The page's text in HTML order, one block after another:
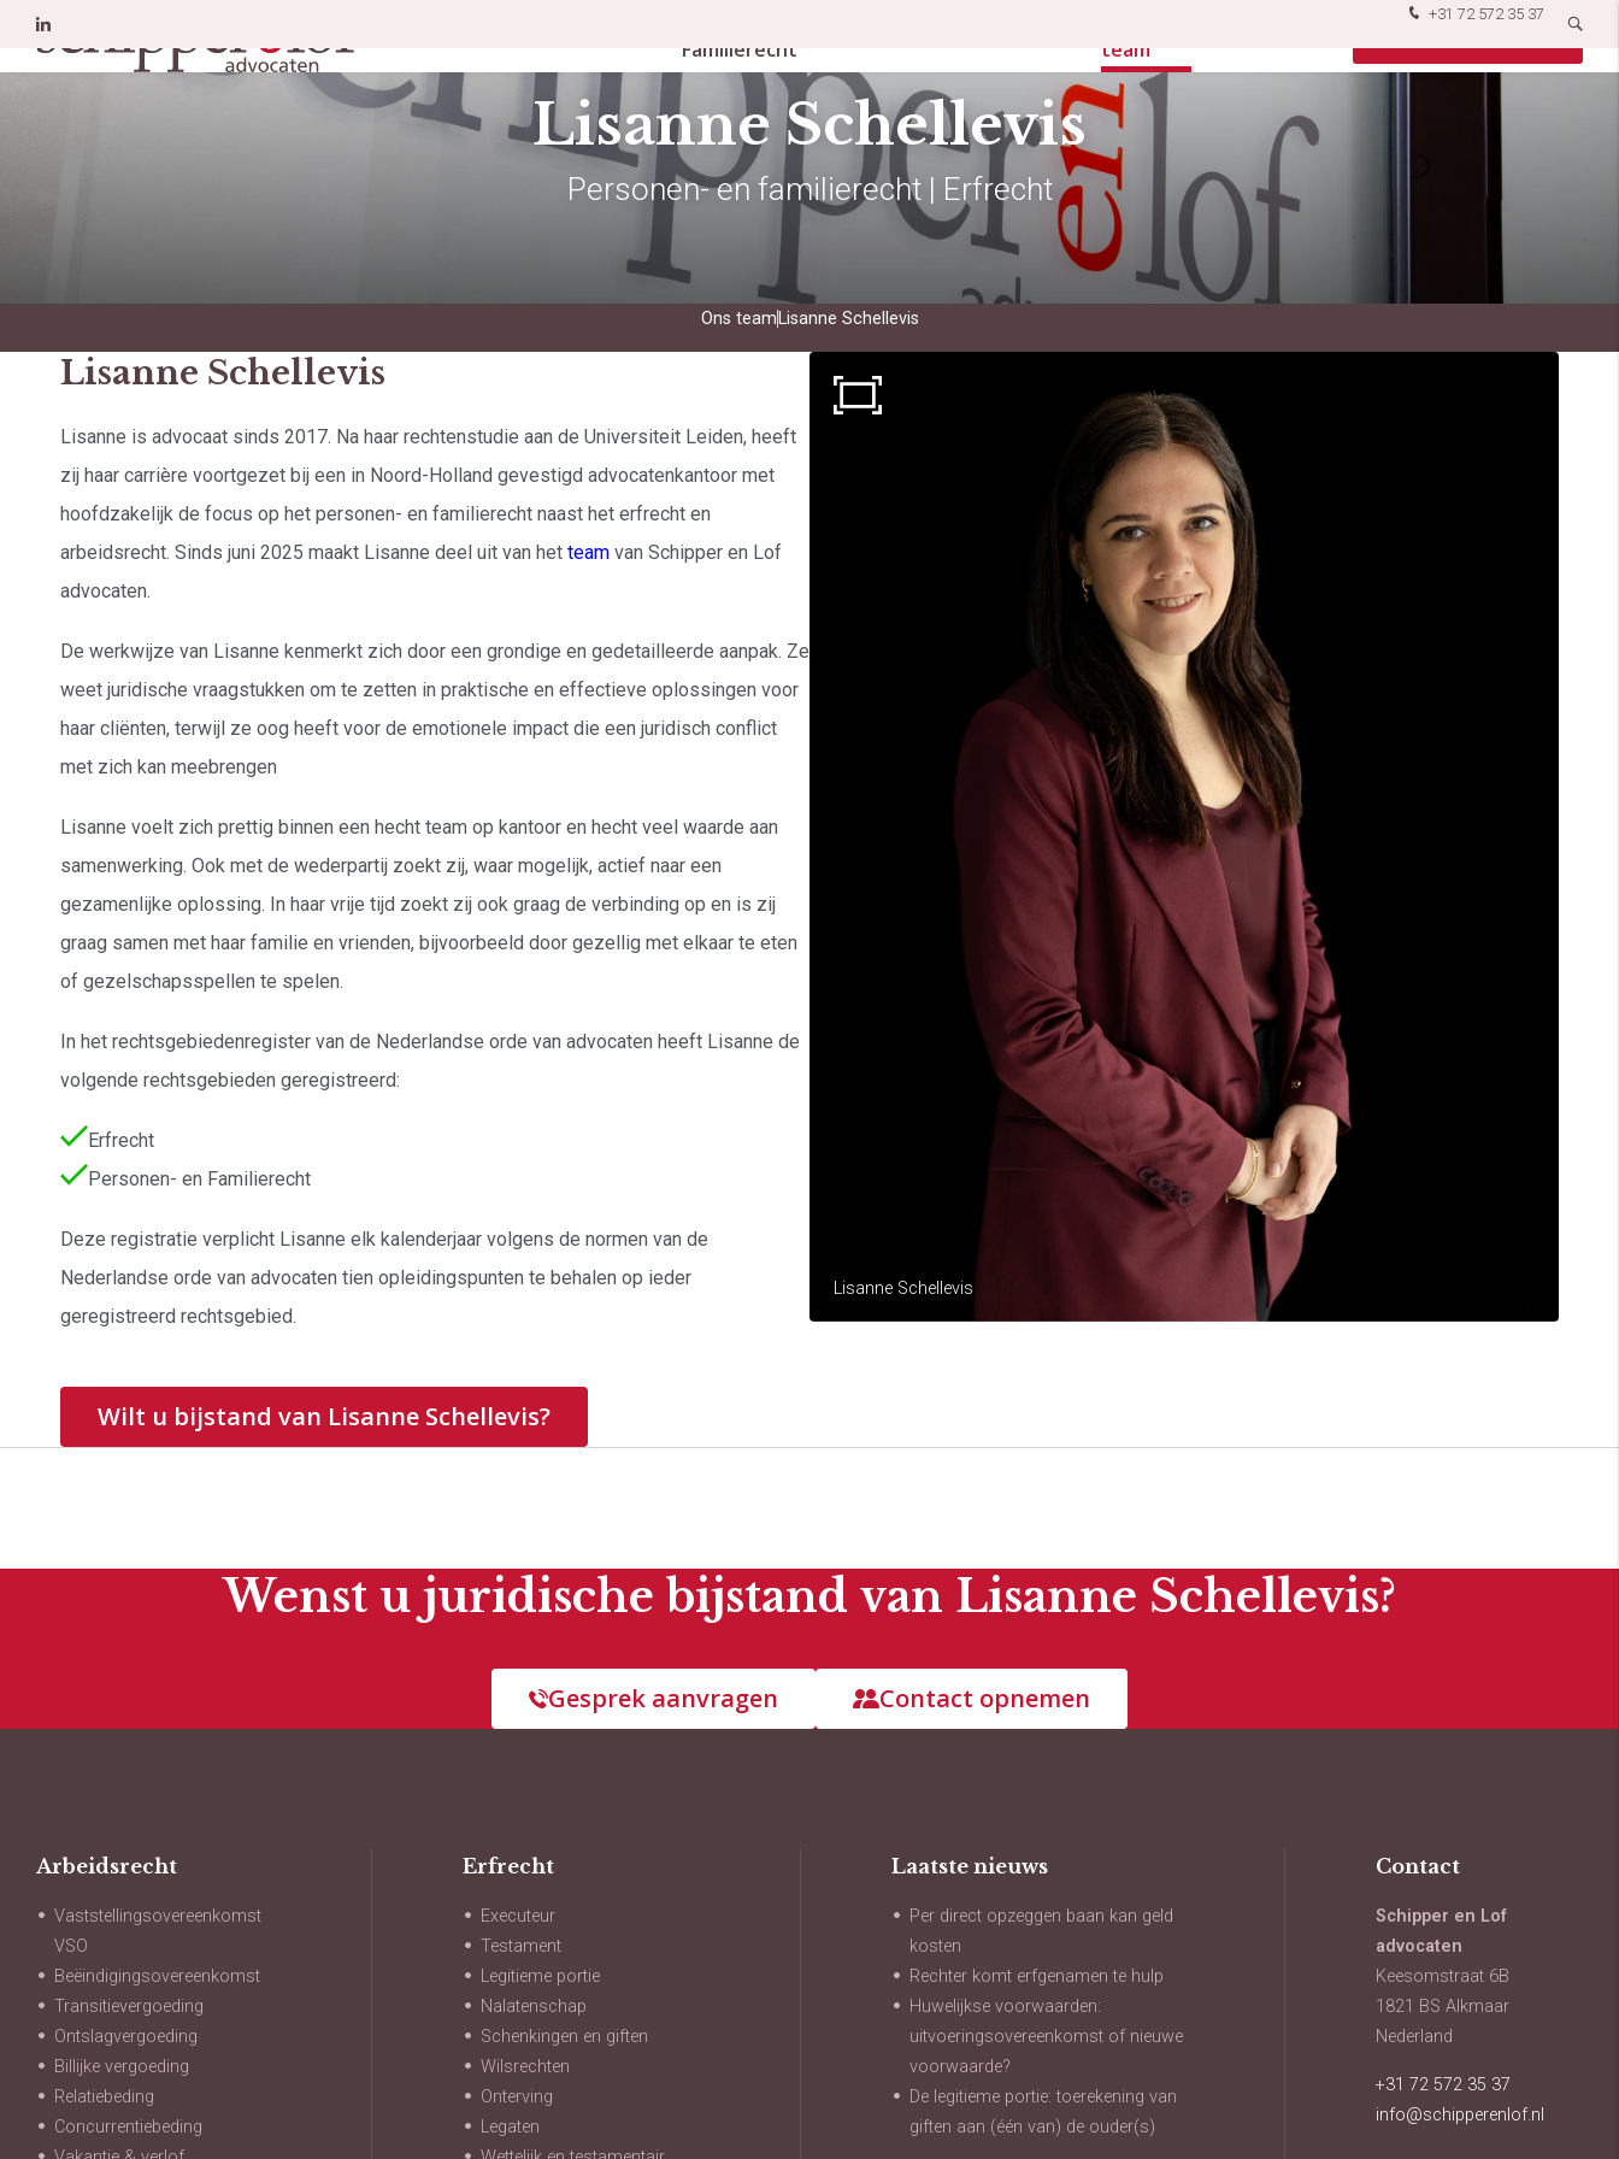
+31 72 572 35 37
Familierecht
team
Lisanne Schellevis
Personen- en familierecht | Erfrecht
Ons team Lisanne Schellevis
Lisanne Schellevis
Lisanne is advocaat sinds 2017. Na haar rechtenstudie aan de Universiteit Leiden, heeft
zij haar carrière voortgezet bij een in Noord-Holland gevestigd advocatenkantoor met
hoofdzakelijk de focus op het personen- en familierecht naast het erfrecht en
arbeidsrecht. Sinds juni 2025 maakt Lisanne deel uit van het team van Schipper en Lof
advocaten.
De werkwijze van Lisanne kenmerkt zich door een grondige en gedetailleerde aanpak. Ze
weet juridische vraagstukken om te zetten in praktische en effectieve oplossingen voor
haar cliënten, terwijl ze oog heeft voor de emotionele impact die een juridisch conflict
met zich kan meebrengen
Lisanne voelt zich prettig binnen een hecht team op kantoor en hecht veel waarde aan
samenwerking. Ook met de wederpartij zoekt zij, waar mogelijk, actief naar een
gezamenlijke oplossing. In haar vrije tijd zoekt zij ook graag de verbinding op en is zij
graag samen met haar familie en vrienden, bijvoorbeeld door gezellig met elkaar te eten
of gezelschapsspellen te spelen.
In het rechtsgebiedenregister van de Nederlandse orde van advocaten heeft Lisanne de
volgende rechtsgebieden geregistreerd:
Erfrecht
Personen- en Familierecht
Deze registratie verplicht Lisanne elk kalenderjaar volgens de normen van de
Nederlandse orde van advocaten tien opleidingspunten te behalen op ieder
geregistreerd rechtsgebied.
Wilt u bijstand van Lisanne Schellevis?
Lisanne Schellevis
Wenst u juridische bijstand van Lisanne Schellevis?
Gesprek aanvragen Contact opnemen
Arbeidsrecht
Vaststellingsovereenkomst
VSO
Beëindigingsovereenkomst
Transitievergoeding
Ontslagvergoeding
Billijke vergoeding
Relatiebeding
Concurrentiebeding
Erfrecht
Executeur
Testament
Legitieme portie
Nalatenschap
Schenkingen en giften
Wilsrechten
Onterving
Legaten
Laatste nieuws
Per direct opzeggen baan kan geld
kosten
Rechter komt erfgenamen te hulp
Huwelijkse voorwaarden:
uitvoeringsovereenkomst of nieuwe
voorwaarde?
De legitieme portie: toerekening van
giften aan (één van) de ouder(s)
Contact
Schipper en Lof
advocaten
Keesomstraat 6B
1821 BS Alkmaar
Nederland
+31 72 572 35 37
info@schipperenlof.nl